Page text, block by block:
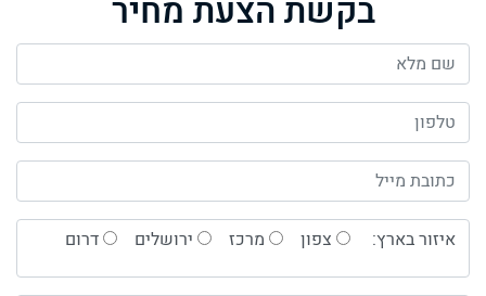
איזור בארץ: צפון מרכז ירושלים דרום